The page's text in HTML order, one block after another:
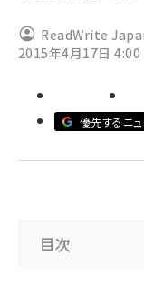
ReadWrite
2015年4月17日 4:00
優先するニ
目次